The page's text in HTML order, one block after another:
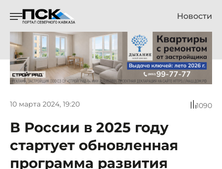
Новости
10 марта 2024, 19:20 1090
В России в 2025 году
стартует обновленная
программа развития